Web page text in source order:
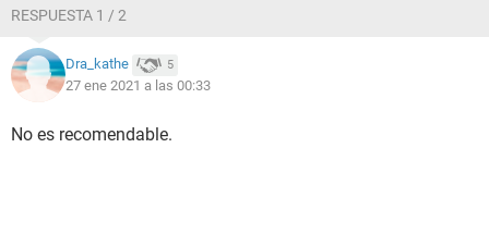
RESPUESTA 1 / 2
Dra_kathe 5
27 ene 2021 a las 00:33
No es recomendable.